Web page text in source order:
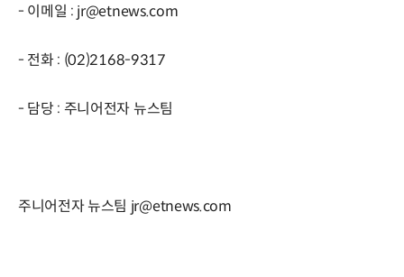
- 이메일 : jr@etnews.com
- 전화 : (02)2168-9317
- 담당 : 주니어전자 뉴스팀
주니어전자 뉴스팀 jr@etnews.com